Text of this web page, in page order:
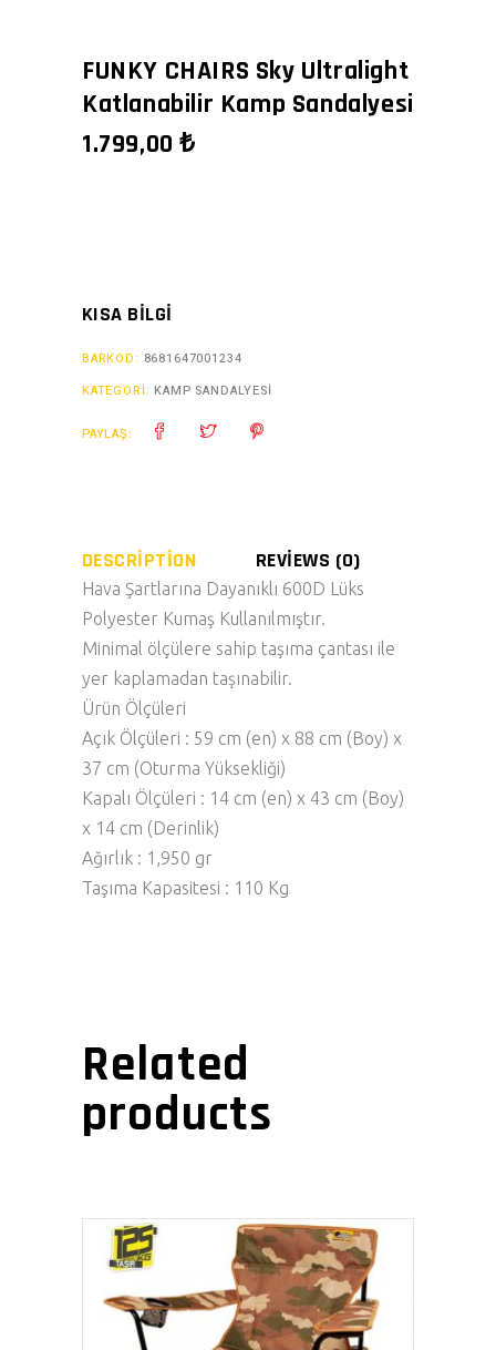
FUNKY CHAIRS Sky Ultralight
Katlanabilir Kamp Sandalyesi
1.799,00₺
KISA BILGI
BARKOD: 8681647001234
KATEGORI: KAMP SANDALYESİ
PAYLAŞ:
DESCRIPTION REVIEWS (0)
Hava Şartlarına Dayanıklı 600D Lüks
Polyester Kumaş Kullanılmıştır.
Minimal ölçülere sahip taşıma çantası ile
yer kaplamadan taşınabilir.
Ürün Ölçüleri
Açık Ölçüleri : 59 cm (en) x 88 cm (Boy) x
37 cm (Oturma Yüksekliği)
Kapalı Ölçüleri : 14 cm (en) x 43 cm (Boy)
x 14 cm (Derinlik)
Ağırlık : 1,950 gr
Taşıma Kapasitesi : 110 Kg
Related
products